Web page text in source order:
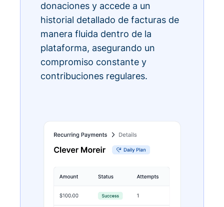
donaciones y accede a un
historial detallado de facturas de
manera fluida dentro de la
plataforma, asegurando un
compromiso constante y
contribuciones regulares.